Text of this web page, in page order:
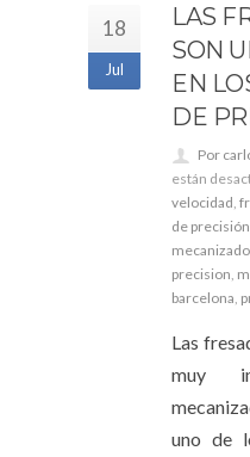
18
Jul
LAS
SON
EN
DE
Por
están
velocidad
de precisión
precision
barcelona
Las
muy
uno de